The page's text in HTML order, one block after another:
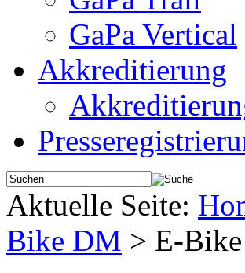
GaPa Vertical
Akkreditierung
Aktuelle Seite:
Bike DM > E-